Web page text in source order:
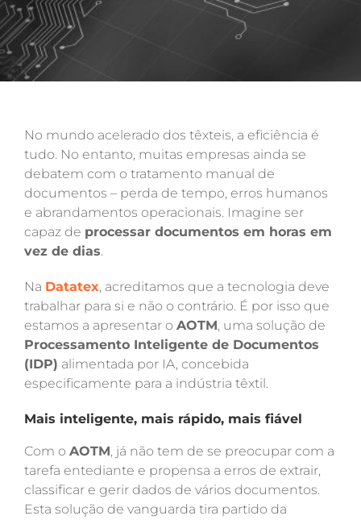
No mundo acelerado dos têxteis, a eficiência é
tudo. No entanto, muitas empresas ainda se
debatem com o tratamento manual de
documentos – perda de tempo, erros humanos
e abrandamentos operacionais. Imagine ser
capaz de processar documentos em horas em
vez de dias.
Na Datatex, acreditamos que a tecnologia deve
trabalhar para si e não o contrário. É por isso que
estamos a apresentar o AOTM, uma solução de
Processamento Inteligente de Documentos
(IDP) alimentada por IA, concebida
especificamente para a indústria têxtil.
Mais inteligente, mais rápido, mais fiável
Com o AOTM, já não tem de se preocupar com a
tarefa entediante e propensa a erros de extrair,
classificar e gerir dados de vários documentos.
Esta solução de vanguarda tira partido da